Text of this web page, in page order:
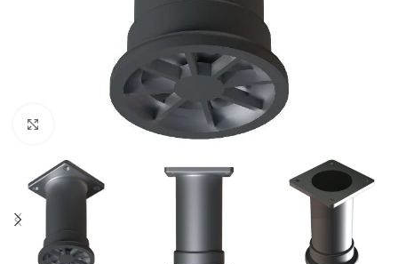
Büyütmek için tıklayınız